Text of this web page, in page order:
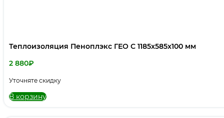
Теплоизоляция Пеноплэкс ГЕО С 1185x585x100 мм
2 880₽
Уточняте скидку
В корзину